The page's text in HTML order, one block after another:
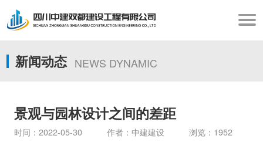
新闻动态 NEWS DYNAMIC
景观与园林设计之间的差距
时间：2022-05-30 作者：中建建设 浏览：1952